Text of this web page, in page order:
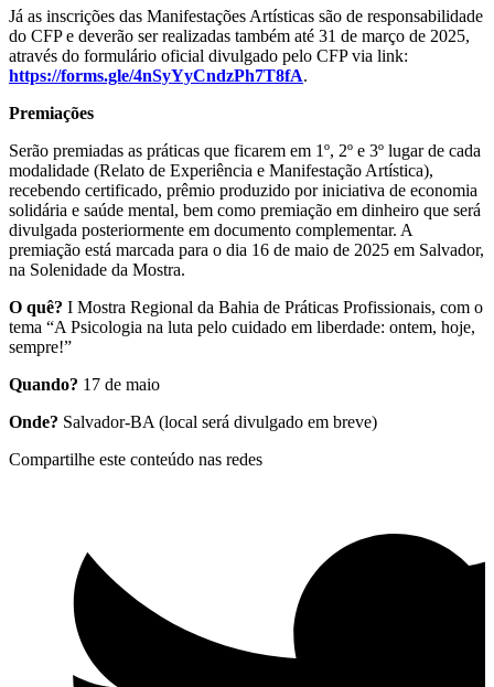
Já as inscrições das Manifestações Artísticas são de responsabilidade
do CFP e deverão ser realizadas também até 31 de março de 2025,
através do formulário oficial divulgado pelo CFP via link:
https://forms.gle/4nSyYyCndzPh7T8fA.
Premiações
Serão premiadas as práticas que ficarem em 1º, 2º e 3º lugar de cada
modalidade (Relato de Experiência e Manifestação Artística),
recebendo certificado, prêmio produzido por iniciativa de economia
solidária e saúde mental, bem como premiação em dinheiro que será
divulgada posteriormente em documento complementar. A
premiação está marcada para o dia 16 de maio de 2025 em Salvador,
na Solenidade da Mostra.
O quê? I Mostra Regional da Bahia de Práticas Profissionais, com o
tema “A Psicologia na luta pelo cuidado em liberdade: ontem, hoje,
sempre!”
Quando? 17 de maio
Onde? Salvador-BA (local será divulgado em breve)
Compartilhe este conteúdo nas redes